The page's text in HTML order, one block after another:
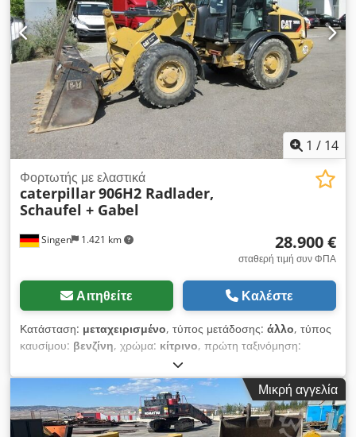
1 / 14
Singen 1.421 km
Φορτωτής με ελαστικά
caterpillar906H2 Radlader,
Schaufel + Gabel
28.900 €
σταθερή τιμή συν ΦΠΑ
Αιτηθείτε Καλέστε
Κατάσταση: μεταχειρισμένο, τύπος μετάδοσης: άλλο, τύπος
καυσίμου: βενζίνη, χρώμα: κίτρινο, πρώτη ταξινόμηση:
, κατηγορία εκπομπών:κανένα
Έτος κατασκευής:2013, ώρες λειτουργίας:3.700 h, καμπίνα
άλλο , * Πηδαλιό * Πιρούνι φόρτωσης Cedpfxezrzf
Ao Acteha ... Μεταχειρισμένο όχημα, συμπεριλαμβανομένου
του ΦΠΑ.
Μικρή αγγελία